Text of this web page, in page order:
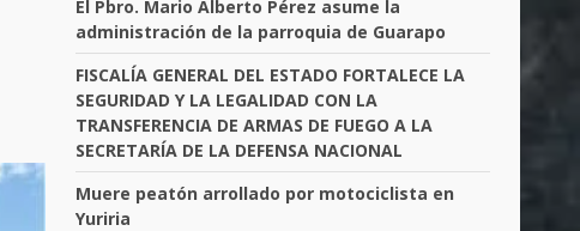
El Pbro. Mario Alberto Pérez asume la
administración de la parroquia de Guarapo
FISCALÍA GENERAL DEL ESTADO FORTALECE LA
SEGURIDAD Y LA LEGALIDAD CON LA
TRANSFERENCIA DE ARMAS DE FUEGO A LA
SECRETARÍA DE LA DEFENSA NACIONAL
Muere peatón arrollado por motociclista en
Yuriria